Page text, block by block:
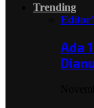
Trending
Ada